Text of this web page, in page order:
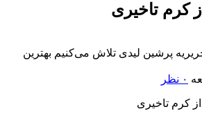
کرم تاخیری
پرشین لیدی تلاش می‌کنیم بهترین
۰ نظر